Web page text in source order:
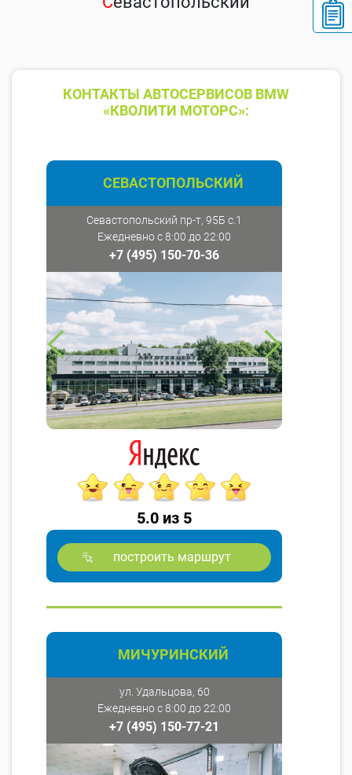
КОНТАКТЫ АВТОСЕРВИСОВ BMW
«КВОЛИТИ МОТОРС»:
СЕВАСТОПОЛЬСКИЙ
Севастопольский пр-т, 95Б с.1
Ежедневно с 8:00 до 22:00
+7 (495) 150-70-36
5.0 из 5
построить маршрут
МИЧУРИНСКИЙ
ул. Удальцова, 60
Ежедневно с 8:00 до 22:00
+7 (495) 150-77-21